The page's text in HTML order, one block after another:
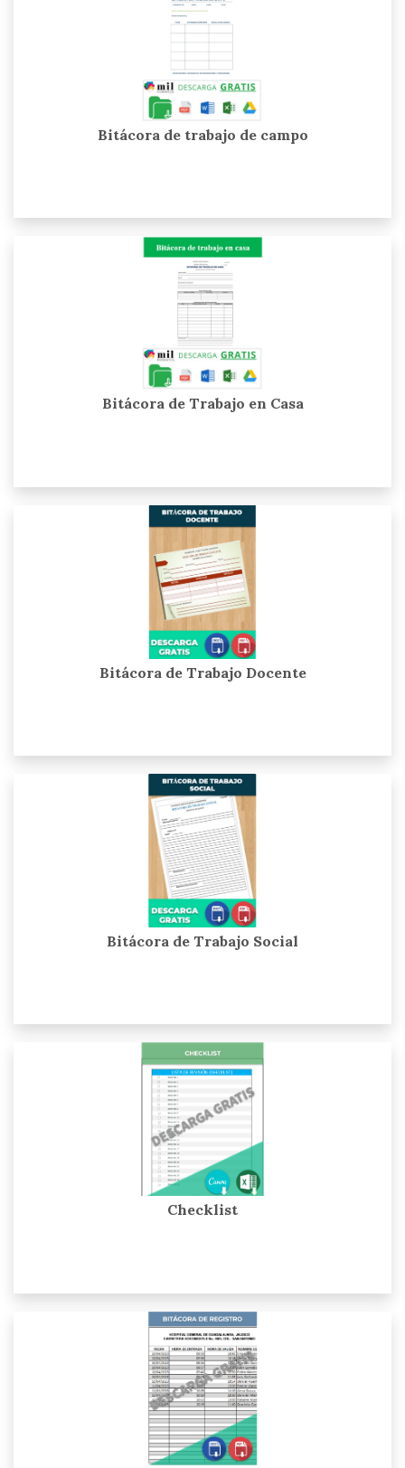
Bitácora de trabajo de campo
Bitácora de Trabajo en Casa
Bitácora de Trabajo Docente
Bitácora de Trabajo Social
Checklist